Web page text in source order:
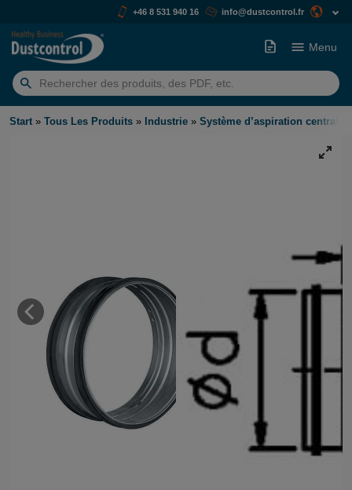
+46 8 531 940 16 info@dustcontrol.fr
Rechercher:
Menu
Start » Tous Les Produits » Industrie » Système d’aspiration centralisé